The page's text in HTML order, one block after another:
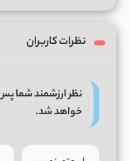
نظرات کاربران
نظر ارزشمند شما
خواهد شد.